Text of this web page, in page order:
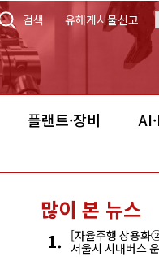
검색 유해게시물신고
플랜트·장비
많이 본 뉴스
[자율주행 상용화
서울시 시내버스